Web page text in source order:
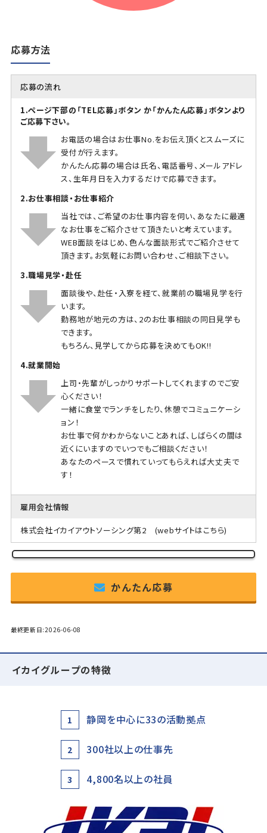
応募方法
応募の流れ
1.ページ下部の「TEL応募」ボタン か「かんたん応募」ボタンより
ご応募下さい。
お電話の場合はお仕事No.をお伝え頂くとスムーズに
受付が行えます。
かんたん応募の場合は氏名、電話番号、メールアドレ
ス、生年月日を入力するだけで応募できます。
2.お仕事相談・お仕事紹介
当社では、ご希望のお仕事内容を伺い、あなたに最適
なお仕事をご紹介させて頂きたいと考えています。
WEB面談をはじめ、色んな面談形式でご紹介させて
頂きます。お気軽にお問い合わせ、ご相談下さい。
3.職場見学・赴任
面談後や、赴任・入寮を経て、就業前の職場見学を行
います。
勤務地が地元の方は、2のお仕事相談の同日見学も
できます。
もちろん、見学してから応募を決めてもOK!!
4.就業開始
上司・先輩がしっかりサポートしてくれますのでご安
心ください！
一緒に食堂でランチをしたり、休憩でコミュニケーシ
ョン！
お仕事で何かわからないことあれば、しばらくの間は
近くにいますのでいつでもご相談ください！
あなたのペースで慣れていってもらえれば大丈夫で
す！
雇用会社情報
株式会社イカイアウトソーシング第2 (webサイトはこちら)
かんたん応募
最終更新日:2026-06-08
イカイグループの特徴
1 静岡を中心に33の活動拠点
2 300社以上の仕事先
3 4,800名以上の社員